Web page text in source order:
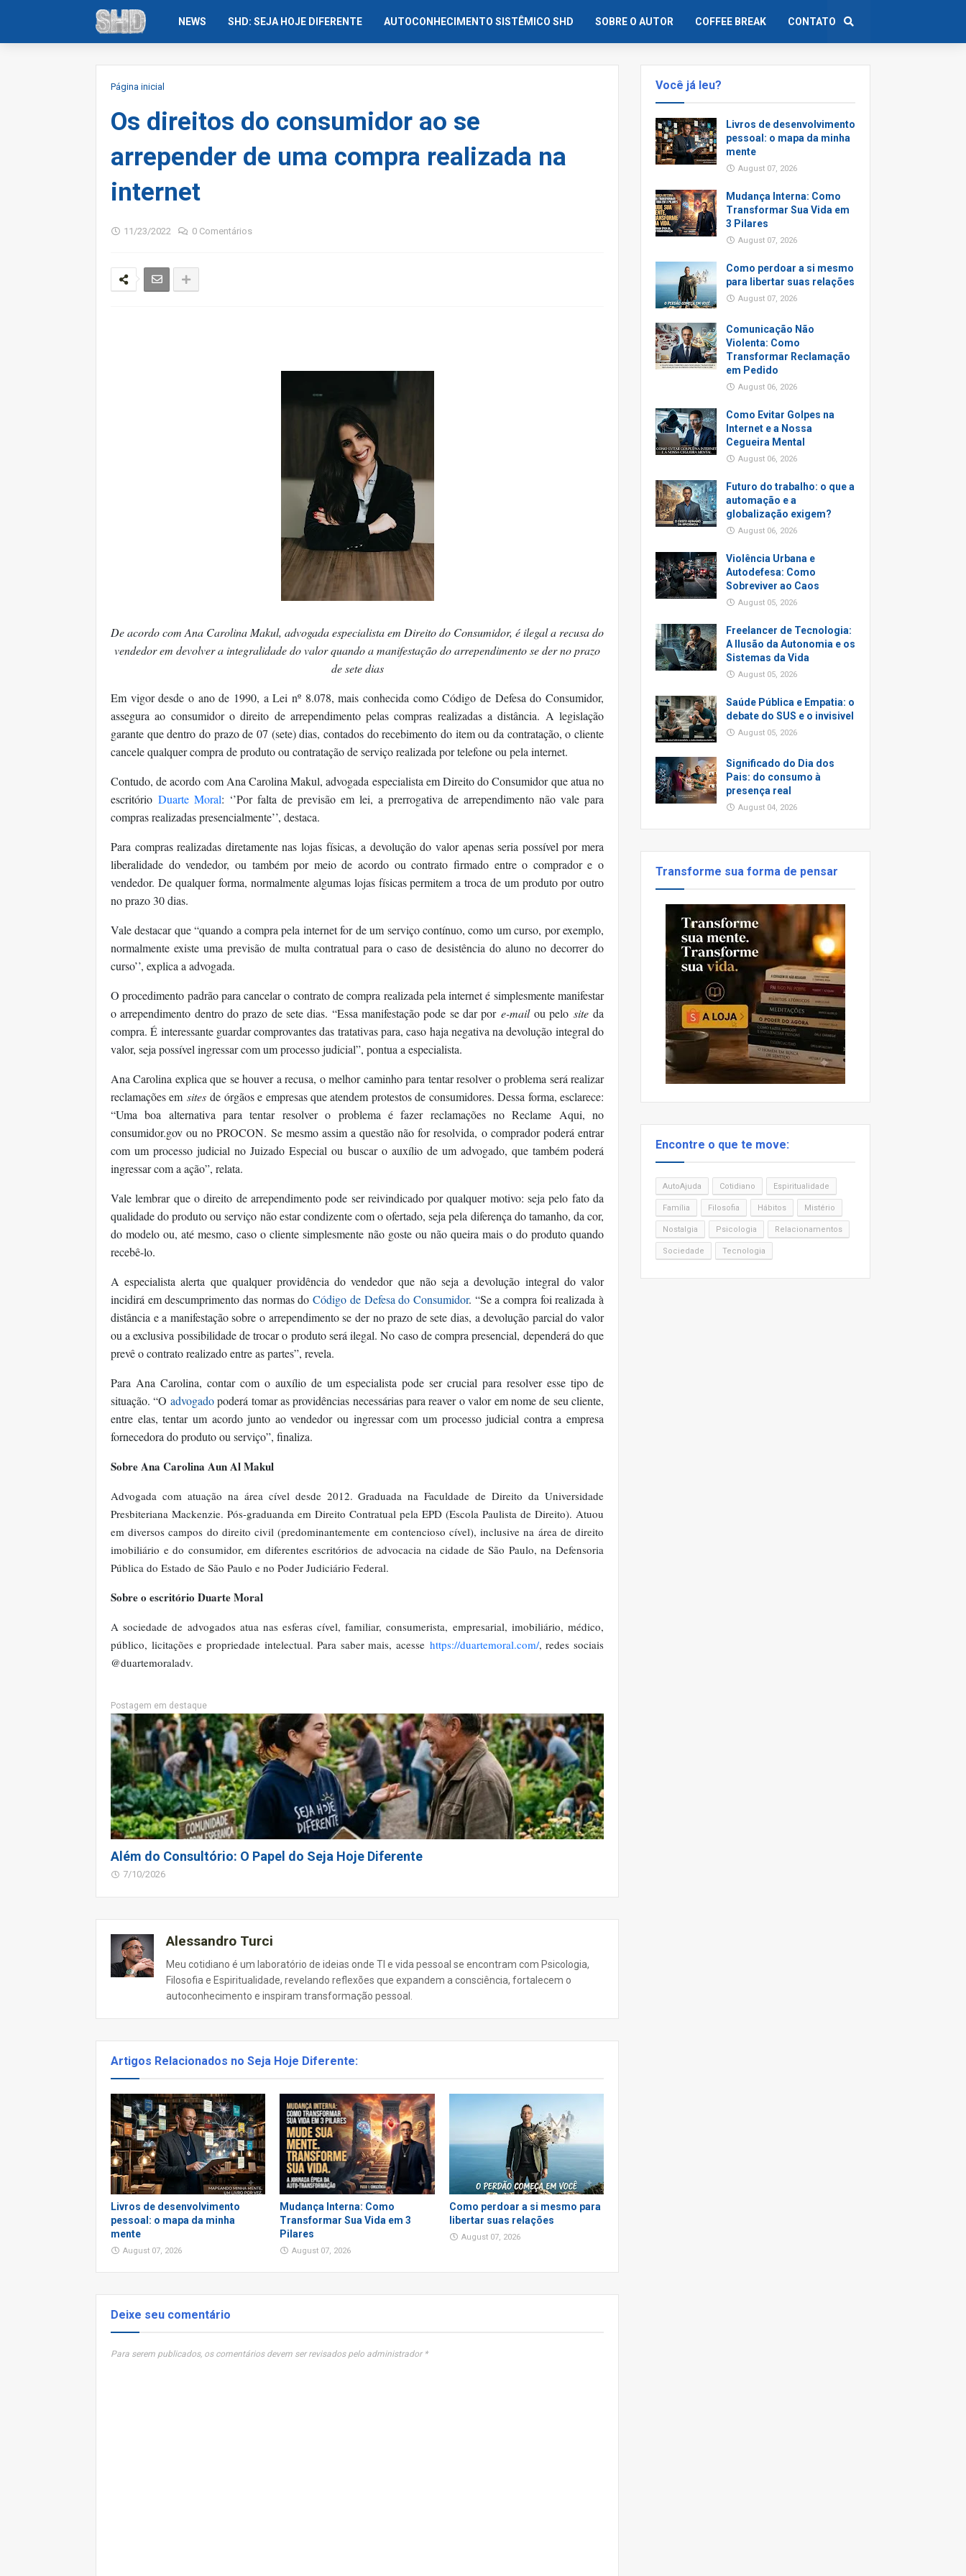
NEWS SHD: SEJA HOJE DIFERENTE AUTOCONHECIMENTO SISTÊMICO SHD SOBRE O AUTOR COFFEE BREAK CONTATO
Página inicial
Os direitos do consumidor ao se
arrepender de uma compra realizada na
internet
11/23/2022 0 Comentários
De acordo com Ana Carolina Makul, advogada especialista em Direito do Consumidor, é ilegal a recusa do
vendedor em devolver a integralidade do valor quando a manifestação do arrependimento se der no prazo
de sete dias
Em vigor desde o ano de 1990, a Lei nº 8.078, mais conhecida como Código de Defesa do Consumidor,
assegura ao consumidor o direito de arrependimento pelas compras realizadas a distância. A legislação
garante que dentro do prazo de 07 (sete) dias, contados do recebimento do item ou da contratação, o cliente
cancele qualquer compra de produto ou contratação de serviço realizada por telefone ou pela internet.
Contudo, de acordo com Ana Carolina Makul, advogada especialista em Direito do Consumidor que atua no
escritório Duarte Moral: ‘’Por falta de previsão em lei, a prerrogativa de arrependimento não vale para
compras realizadas presencialmente’’, destaca.
Para compras realizadas diretamente nas lojas físicas, a devolução do valor apenas seria possível por mera
liberalidade do vendedor, ou também por meio de acordo ou contrato firmado entre o comprador e o
vendedor. De qualquer forma, normalmente algumas lojas físicas permitem a troca de um produto por outro
no prazo 30 dias.
Vale destacar que “quando a compra pela internet for de um serviço contínuo, como um curso, por exemplo,
normalmente existe uma previsão de multa contratual para o caso de desistência do aluno no decorrer do
curso’’, explica a advogada.
O procedimento padrão para cancelar o contrato de compra realizada pela internet é simplesmente manifestar
o arrependimento dentro do prazo de sete dias. “Essa manifestação pode se dar por e-mailou pelo siteda
compra. É interessante guardar comprovantes das tratativas para, caso haja negativa na devolução integral do
valor, seja possível ingressar com um processo judicial”, pontua a especialista.
Ana Carolina explica que se houver a recusa, o melhor caminho para tentar resolver o problema será realizar
reclamações em sitesde órgãos e empresas que atendem protestos de consumidores. Dessa forma, esclarece:
“Uma boa alternativa para tentar resolver o problema é fazer reclamações no Reclame Aqui, no
consumidor.gov ou no PROCON. Se mesmo assim a questão não for resolvida, o comprador poderá entrar
com um processo judicial no Juizado Especial ou buscar o auxílio de um advogado, que também poderá
ingressar com a ação”, relata.
Vale lembrar que o direito de arrependimento pode ser reivindicado por qualquer motivo: seja pelo fato da
qualidade do produto ou serviço não estar condizente com o ofertado, seja pela diferença do tamanho, da cor,
do modelo ou, até mesmo, caso o cliente simplesmente não goste ou não queira mais o do produto quando
recebê-lo.
A especialista alerta que qualquer providência do vendedor que não seja a devolução integral do valor
incidirá em descumprimento das normas doCódigo de Defesa do Consumidor. “Se a compra foi realizada à
distância e a manifestação sobre o arrependimento se der no prazo de sete dias, a devolução parcial do valor
ou a exclusiva possibilidade de trocar o produto será ilegal. No caso de compra presencial, dependerá do que
prevê o contrato realizado entre as partes”, revela.
Para Ana Carolina, contar com o auxílio de um especialista pode ser crucial para resolver esse tipo de
situação. “O advogadopoderá tomar as providências necessárias para reaver o valor em nome de seu cliente,
entre elas, tentar um acordo junto ao vendedor ou ingressar com um processo judicial contra a empresa
fornecedora do produto ou serviço”, finaliza.
Sobre Ana Carolina Aun Al Makul
Advogada com atuação na área cível desde 2012. Graduada na Faculdade de Direito da Universidade
Presbiteriana Mackenzie. Pós-graduanda em Direito Contratual pela EPD (Escola Paulista de Direito). Atuou
em diversos campos do direito civil (predominantemente em contencioso cível), inclusive na área de direito
imobiliário e do consumidor, em diferentes escritórios de advocacia na cidade de São Paulo, na Defensoria
Pública do Estado de São Paulo e no Poder Judiciário Federal.
Sobre o escritório Duarte Moral
A sociedade de advogados atua nas esferas cível, familiar, consumerista, empresarial, imobiliário, médico,
público, licitações e propriedade intelectual. Para saber mais, acesse https://duartemoral.com/, redes sociais
@duartemoraladv.
Postagem em destaque
Além do Consultório: O Papel do Seja Hoje Diferente
7/10/2026
Alessandro Turci
Meu cotidiano é um laboratório de ideias onde TI e vida pessoal se encontram com Psicologia,
Filosofia e Espiritualidade, revelando reflexões que expandem a consciência, fortalecem o
autoconhecimento e inspiram transformação pessoal.
Artigos Relacionados no Seja Hoje Diferente:
Livros de desenvolvimento
pessoal: o mapa da minha
mente
August 07, 2026
Mudança Interna: Como
Transformar Sua Vida em 3
Pilares
August 07, 2026
Como perdoar a si mesmo para
libertar suas relações
August 07, 2026
Deixe seu comentário
Para serem publicados, os comentários devem ser revisados pelo administrador *
Você já leu?
Livros de desenvolvimento
pessoal: o mapa da minha
mente
August 07, 2026
Mudança Interna: Como
Transformar Sua Vida em
3 Pilares
August 07, 2026
Como perdoar a si mesmo
para libertar suas relações
August 07, 2026
Comunicação Não
Violenta: Como
Transformar Reclamação
em Pedido
August 06, 2026
Como Evitar Golpes na
Internet e a Nossa
Cegueira Mental
August 06, 2026
Futuro do trabalho: o que a
automação e a
globalização exigem?
August 06, 2026
Violência Urbana e
Autodefesa: Como
Sobreviver ao Caos
August 05, 2026
Freelancer de Tecnologia:
A Ilusão da Autonomia e os
Sistemas da Vida
August 05, 2026
Saúde Pública e Empatia: o
debate do SUS e o invisivel
August 05, 2026
Significado do Dia dos
Pais: do consumo à
presença real
August 04, 2026
Transforme sua forma de pensar
Encontre o que te move:
AutoAjuda Cotidiano Espiritualidade
Família Filosofia Hábitos Mistério
Nostalgia Psicologia Relacionamentos
Sociedade Tecnologia